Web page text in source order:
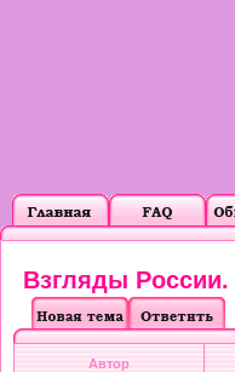
Взгляды России.
Автор